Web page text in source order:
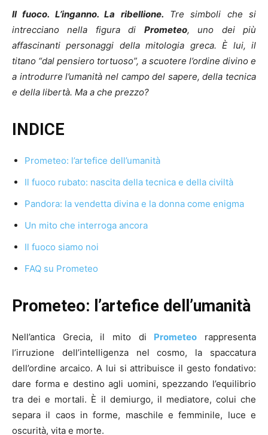
Il fuoco. L’inganno. La ribellione. Tre simboli che si
intrecciano nella figura di Prometeo, uno dei più
affascinanti personaggi della mitologia greca. È lui, il
titano “dal pensiero tortuoso”, a scuotere l’ordine divino e
a introdurre l’umanità nel campo del sapere, della tecnica
e della libertà. Ma a che prezzo?
INDICE
Prometeo: l’artefice dell’umanità
Il fuoco rubato: nascita della tecnica e della civiltà
Pandora: la vendetta divina e la donna come enigma
Un mito che interroga ancora
Il fuoco siamo noi
FAQ su Prometeo
Prometeo: l’artefice dell’umanità
Nell’antica Grecia, il mito di Prometeo rappresenta
l’irruzione dell’intelligenza nel cosmo, la spaccatura
dell’ordine arcaico. A lui si attribuisce il gesto fondativo:
dare forma e destino agli uomini, spezzando l’equilibrio
tra dei e mortali. È il demiurgo, il mediatore, colui che
separa il caos in forme, maschile e femminile, luce e
oscurità, vita e morte.